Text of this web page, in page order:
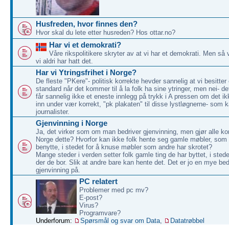
Husfreden, hvor finnes den?
Hvor skal du lete etter husreden? Hos ottar.no?
Har vi et demokrati?
Våre rikspolitikere skryter av at vi har et demokrati. Men så
vi aldri har hatt det.
Har vi Ytringsfrihet i Norge?
De fleste "PKere"- politisk korrekte hevder sannelig at vi besitter
standard når det kommer til å la folk ha sine ytringer, men nei-
får sannelig ikke et eneste innlegg på trykk i A pressen om det
inn under vær korrekt, "pk plakaten" til disse lystløgnerne- som
journalister.
Gjenvinning i Norge
Ja, det virker som om man bedriver gjenvinning, men gjør alle
Norge dette? Hvorfor kan ikke folk hente seg gamle møbler, som
benytte, i stedet for å knuse møbler som andre har skrotet?
Mange steder i verden setter folk gamle ting de har byttet, i
der de bor. Slik at andre bare kan hente det. Det er jo en mye
gjenvinning på.
PC relatert
Problemer med pc mv?
E-post?
Virus?
Programvare?
Underforum:
Spørsmål og svar om Data, Datatrøbbel